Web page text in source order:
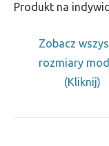
Produkt na
Zobacz
rozmiary
(Kliknij)